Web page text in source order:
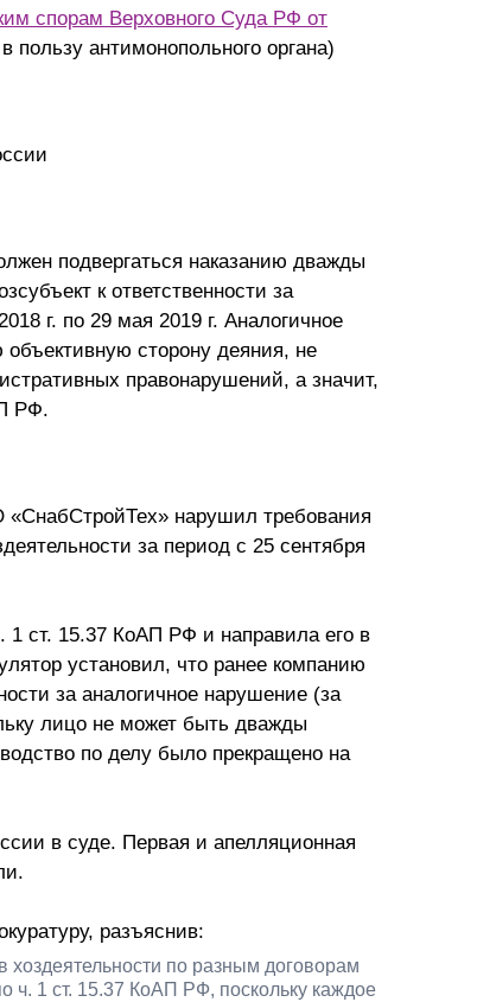
спорам Верховного Суда РФ от
пользу антимонопольного органа)
подвергаться наказанию дважды
к ответственности за
г. по 29 мая 2019 г. Аналогичное
сторону деяния, не
правонарушений, а значит,
РФ.
«СнабСтройТех» нарушил требования
за период с 25 сентября
1 ст. 15.37 КоАП РФ и направила его в
установил, что ранее компанию
за аналогичное нарушение (за
лицо не может быть дважды
по делу было прекращено на
в суде. Первая и апелляционная
разъяснив:
хоздеятельности по разным договорам
ч. 1 ст. 15.37 КоАП РФ, поскольку каждое